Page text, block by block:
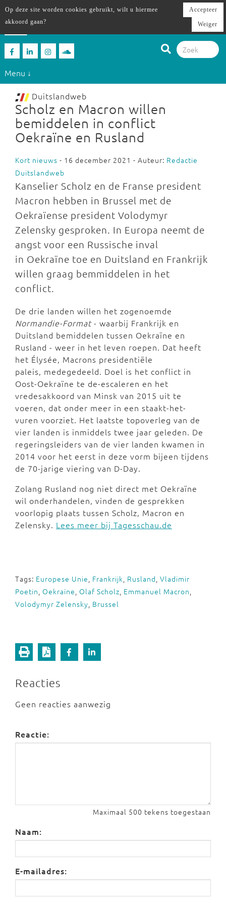
Menu ↓
Duitslandweb
Scholz en Macron willen
bemiddelen in conflict
Oekraïne en Rusland
Kort nieuws - 16 december 2021 - Auteur: Redactie
Duitslandweb
Kanselier Scholz en de Franse president
Macron hebben in Brussel met de
Oekraïense president Volodymyr
Zelensky gesproken. In Europa neemt de
angst voor een Russische inval
in Oekraïne toe en Duitsland en Frankrijk
willen graag bemmiddelen in het
conflict.
De drie landen willen het zogenoemde
Normandie-Format- waarbij Frankrijk en
Duitsland bemiddelen tussen Oekraïne en
Rusland - weer in het leven roepen. Dat heeft
het Élysée, Macrons presidentiële
paleis, medegedeeld. Doel is het conflict in
Oost-Oekraïne te de-escaleren en het
vredesakkoord van Minsk van 2015 uit te
voeren, dat onder meer in een staakt-het-
vuren voorziet. Het laatste topoverleg van de
vier landen is inmiddels twee jaar geleden. De
regeringsleiders van de vier landen kwamen in
2014 voor het eerst in deze vorm bijeen tijdens
de 70-jarige viering van D-Day.
Zolang Rusland nog niet direct met Oekraïne
wil onderhandelen, vinden de gesprekken
voorlopig plaats tussen Scholz, Macron en
Zelensky. Lees meer bij Tagesschau.de
Tags: Europese Unie, Frankrijk, Rusland, Vladimir
Poetin, Oekraïne, Olaf Scholz, Emmanuel Macron,
Volodymyr Zelensky, Brussel
Reacties
Geen reacties aanwezig
Reactie:
Maximaal 500 tekens toegestaan
Naam:
E-mailadres:
Op deze site worden cookies gebruikt, wilt u hiermee
akkoord gaan?
Accepteer
Weiger